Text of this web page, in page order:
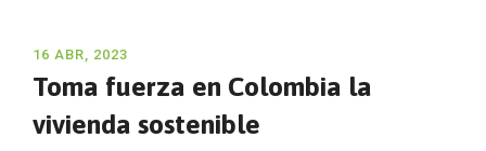
16 ABR, 2023
Toma fuerza en Colombia la
vivienda sostenible